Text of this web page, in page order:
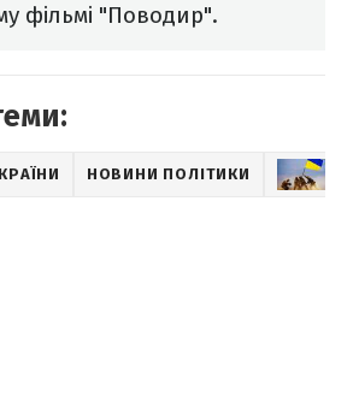
фільмі "Поводир".
НОВИНИ ПОЛІТИКИ